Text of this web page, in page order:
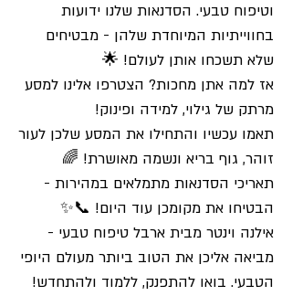
וטיפוח טבעי. הסדנאות שלנו ידועות
בחווייתיות המיוחדת שלהן - מבטיחים
שלא תשכחו אותן לעולם! 🌟
אז למה אתן מחכות? הצטרפו אלינו למסע
מרתק של גילוי, למידה ופינוק!
תאמו עכשיו והתחילו את המסע שלכן לעור
זוהר, גוף בריא ונשמה מאושרת! 🌈
תאריכי הסדנאות מתמלאים במהירות -
הבטיחו את מקומכן עוד היום! 📞✨
אילנה וינטר מבית ארבל טיפוח טבעי -
מביאה אליכן את הטוב ביותר מעולם היופי
הטבעי. בואו להתפנק, ללמוד ולהתחדש!